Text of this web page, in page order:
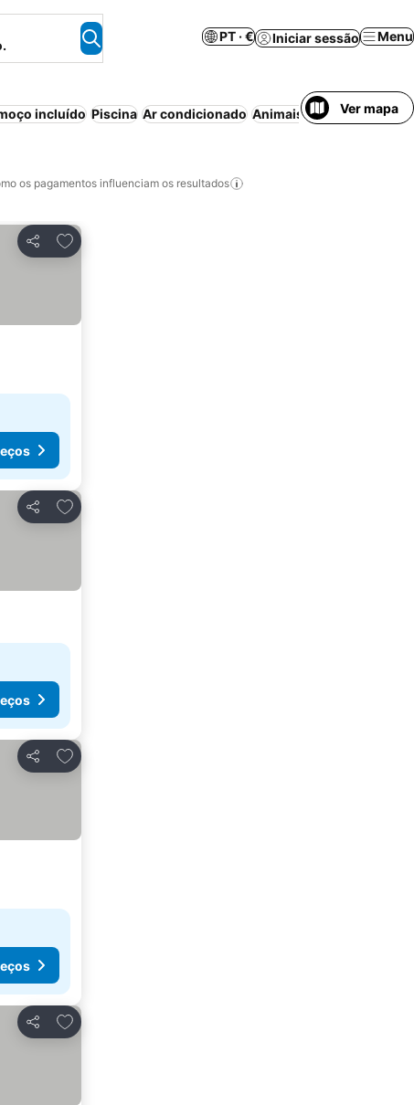
PT · € Iniciar sessão Menu
incluído Piscina Ar condicionado Animais permitidos
Ver mapa
os pagamentos influenciam os resultados
Partilhar
Adicionar aos favoritos
Partilhar
Adicionar aos favoritos
Partilhar
Adicionar aos favoritos
Partilhar
Adicionar aos favoritos